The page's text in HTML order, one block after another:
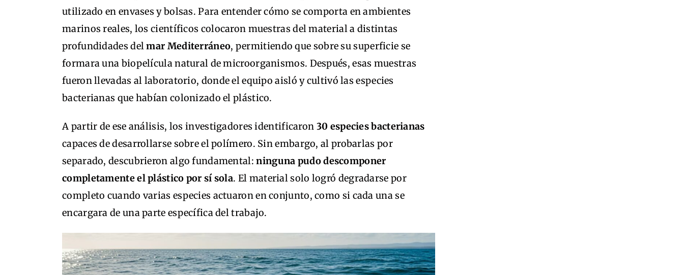
utilizado en envases y bolsas. Para entender cómo se comporta en ambientes
marinos reales, los científicos colocaron muestras del material a distintas
profundidades delmar Mediterráneo, permitiendo que sobre su superficie se
formara una biopelícula natural de microorganismos. Después, esas muestras
fueron llevadas al laboratorio, donde el equipo aisló y cultivó las especies
bacterianas que habían colonizado el plástico.
A partir de ese análisis, los investigadores identificaron 30 especies bacterianas
capaces de desarrollarse sobre el polímero. Sin embargo, al probarlas por
separado, descubrieron algo fundamental:ninguna pudo descomponer
completamente el plástico por sí sola. El material solo logró degradarse por
completo cuando varias especies actuaron en conjunto, como si cada una se
encargara de una parte específica del trabajo.